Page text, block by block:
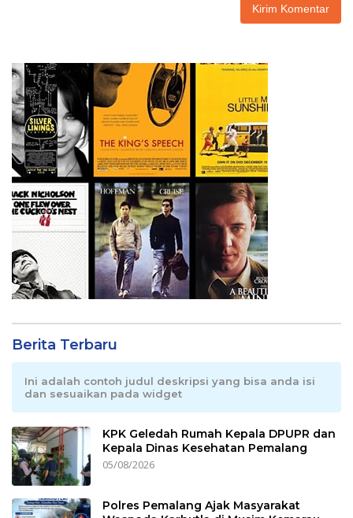
Berita Terbaru
Ini adalah contoh judul deskripsi yang bisa anda isi
dan sesuaikan pada widget
KPK Geledah Rumah Kepala DPUPR dan
Kepala Dinas Kesehatan Pemalang
05/08/2026
Polres Pemalang Ajak Masyarakat